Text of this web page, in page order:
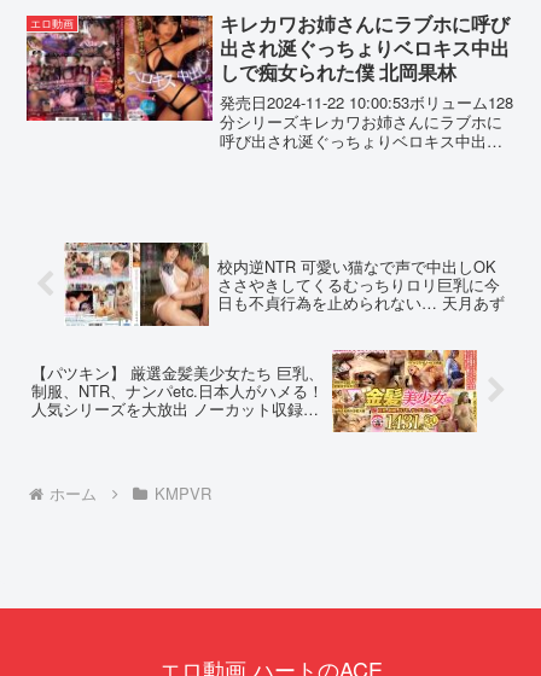
す。・キャンペーン期間中、第○弾ごとに
対象商品は入れ替わります。・月額動画
はキャンペーン対象外です。------------------
----------------------------------------------------
方にとって、このジャンルは非常に奥深
い世界です。本記事では...
エロ動画
キレカワお姉さんにラブホに呼び
出され涎ぐっちょりベロキス中出
しで痴女られた僕 北岡果林
発売日2024-11-22 10:00:53ボリューム128
分シリーズキレカワお姉さんにラブホに
呼び出され涎ぐっちょりベロキス中出し
校内逆NTR 可愛い猫なで声で中出しOK
ささやきしてくるむっちりロリ巨乳に今
日も不貞行為を止められない… 天月あず
【パツキン】 厳選金髪美少女たち 巨乳、
制服、NTR、ナンパetc.日本人がハメる！
人気シリーズを大放出 ノーカット収録
ホーム KMPVR
エロ動画 ハートのACE